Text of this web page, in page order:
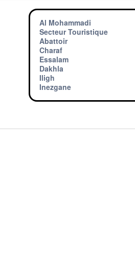
Al Mohammadi
Secteur Touristique
Abattoir
Charaf
Essalam
Dakhla
Iligh
Inezgane